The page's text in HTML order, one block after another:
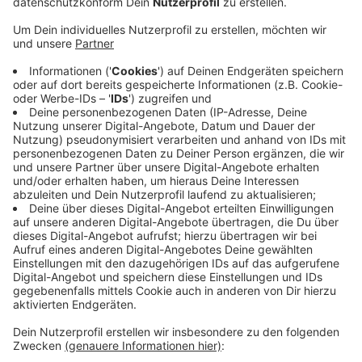
Wichtig ist: Die Gruppe ist offen, die Teilnehmer
entscheiden selber über Inhalte und Gestaltung.
Start der Trauergruppe ist am Sonntag 19.Januar
2020, 14:00 – 15:00Uhr im Trauerpavillion auf dem
Friedhof Reuschenberg. Danach findet die
Trauergruppe an jedem dritten Sonntag im Monat
statt. Weiter Informationen gibt es bei Dörte Polock ,
Tel. 0157-805 666 66 , E-Mail: trauerpavillion@kirche-
leverkusen.de